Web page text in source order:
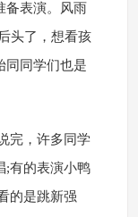
备表演。风雨
头了，想看孩
同同学们也是
完，许多同学
;有的表演小鸭
的是跳新强